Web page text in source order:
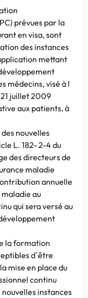
prévues par la
en visa, sont
des instances
mettant
médecins, visé à l
juillet 2009
aux patients, à
nouvelles
L. 182- 2-4 du
des directeurs de
maladie
annuelle
maladie au
qui sera versé au
la formation
d´être
mise en place du
continu
instances